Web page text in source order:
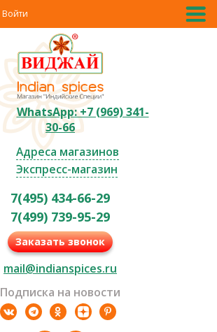
Войти
WhatsApp: +7 (969) 341-
30-66
Адреса магазинов
Экспресс-магазин
7(495) 434-66-29
7(499) 739-95-29
Заказать звонок
mail@indianspices.ru
Подписка на новости